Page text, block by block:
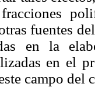
fuentes
en la
en el
campo del